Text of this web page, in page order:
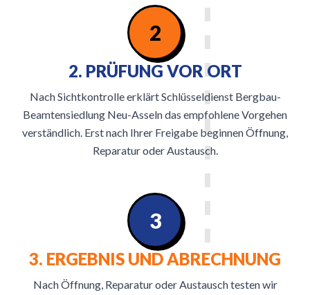
2
2. PRÜFUNG VOR ORT
Nach Sichtkontrolle erklärt Schlüsseldienst Bergbau-
Beamtensiedlung Neu-Asseln das empfohlene Vorgehen
verständlich. Erst nach Ihrer Freigabe beginnen Öffnung,
Reparatur oder Austausch.
3. ERGEBNIS UND ABRECHNUNG
Nach Öffnung, Reparatur oder Austausch testen wir
3